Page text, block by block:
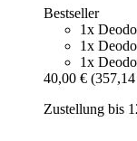
Bestseller
1x
1x
1x
40,00 €
Zustellung bis